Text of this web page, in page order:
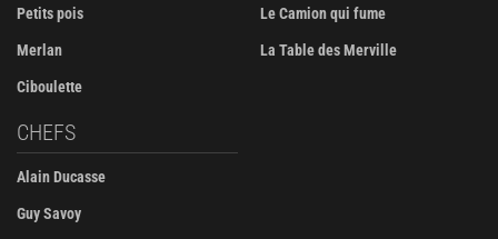
Petits pois
Merlan
Ciboulette
Le Camion qui fume
La Table des Merville
CHEFS
Alain Ducasse
Guy Savoy